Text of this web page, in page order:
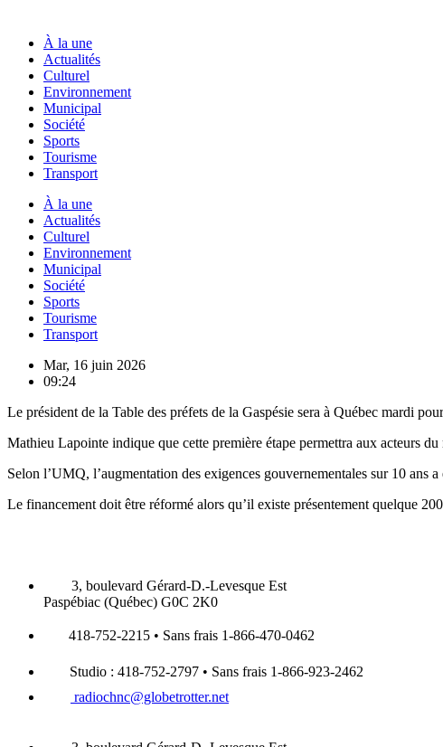
À la une
Actualités
Culturel
Environnement
Municipal
Société
Sports
Tourisme
Transport
À la une
Actualités
Culturel
Environnement
Municipal
Société
Sports
Tourisme
Transport
Mar, 16 juin 2026
09:24
Le président de la Table des préfets de la Gaspésie sera à Québec mardi
Mathieu Lapointe indique que cette première étape permettra aux acteurs
Selon l’UMQ, l’augmentation des exigences gouvernementales sur 10
Le financement doit être réformé alors qu’il existe présentement quelque
3, boulevard Gérard-D.-Levesque Est
Paspébiac (Québec) G0C 2K0
418-752-2215 • Sans frais 1-866-470-0462
Studio : 418-752-2797 • Sans frais 1-866-923-2462
radiochnc@globetrotter.net